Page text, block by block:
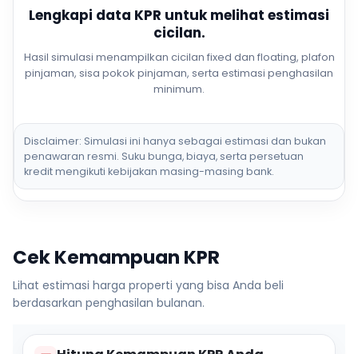
Lengkapi data KPR untuk melihat estimasi
cicilan.
Hasil simulasi menampilkan cicilan fixed dan floating, plafon
pinjaman, sisa pokok pinjaman, serta estimasi penghasilan
minimum.
Disclaimer: Simulasi ini hanya sebagai estimasi dan bukan
penawaran resmi. Suku bunga, biaya, serta persetuan
kredit mengikuti kebijakan masing-masing bank.
Cek Kemampuan KPR
Lihat estimasi harga properti yang bisa Anda beli
berdasarkan penghasilan bulanan.